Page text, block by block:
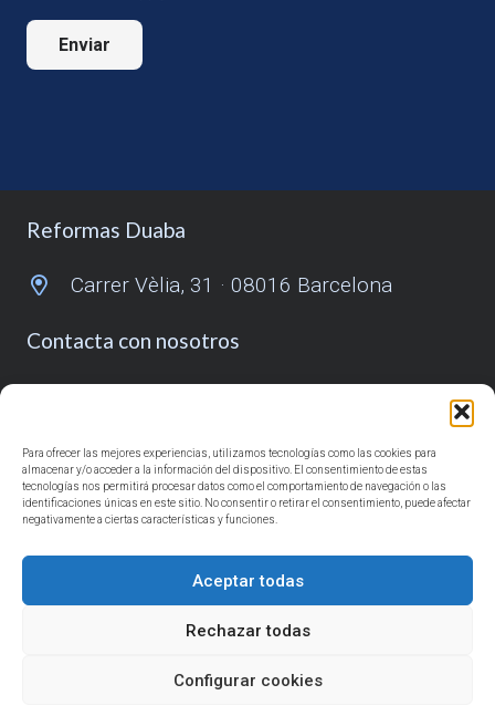
Para ofrecer las mejores experiencias, utilizamos tecnologías como las cookies para
almacenar y/o acceder a la información del dispositivo. El consentimiento de estas
tecnologías nos permitirá procesar datos como el comportamiento de navegación o las
identificaciones únicas en este sitio. No consentir o retirar el consentimiento, puede afectar
negativamente a ciertas características y funciones.
Aceptar todas
Rechazar todas
Configurar cookies
Enviar
Reformas Duaba
Carrer Vèlia, 31 · 08016 Barcelona
Contacta con nosotros
info@reformasduaba.com
Con el apoyo de